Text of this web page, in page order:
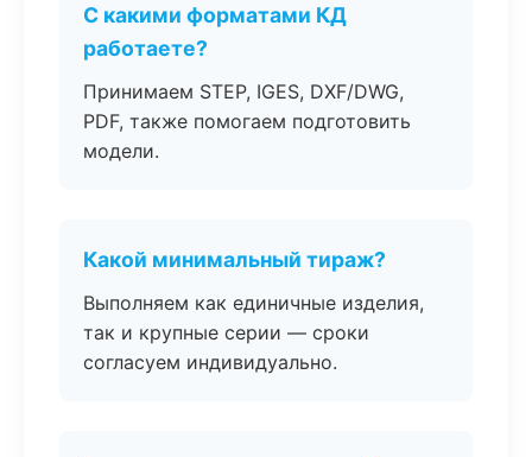
С какими форматами КД
работаете?
Принимаем STEP, IGES, DXF/DWG,
PDF, также помогаем подготовить
модели.
Какой минимальный тираж?
Выполняем как единичные изделия,
так и крупные серии — сроки
согласуем индивидуально.